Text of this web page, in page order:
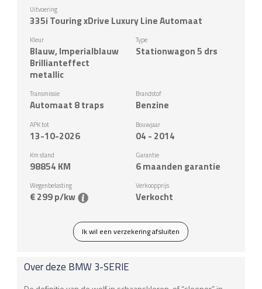
Uitvoering
335i Touring xDrive Luxury Line Automaat
Kleur
Blauw, Imperialblauw
Brillianteffect
metallic
Type
Stationwagon 5 drs
Transmissie
Automaat 8 traps
Brandstof
Benzine
APK tot
13-10-2026
Bouwjaar
04 - 2014
Km stand
98854 KM
Garantie
6 maanden garantie
Wegenbelasting
€ 299 p/kw
Verkoopprijs
Verkocht
Ik wil een verzekering afsluiten
Over deze BMW3-SERIE